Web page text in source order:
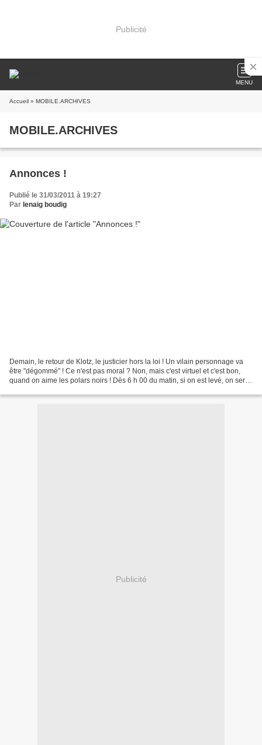
Publicité
MENU
Accueil » MOBILE.ARCHIVES
MOBILE.ARCHIVES
Annonces !
Publié le 31/03/2011 à 19:27
Par lenaig boudig
Demain, le retour de Klotz, le justicier hors la loi ! Un vilain personnage va
être "dégommé" ! Ce n'est pas moral ? Non, mais c'est virtuel et c'est bon,
quand on aime les polars noirs ! Dès 6 h 00 du matin, si on est levé, on sera
Publicité